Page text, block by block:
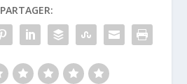
PARTAGER: